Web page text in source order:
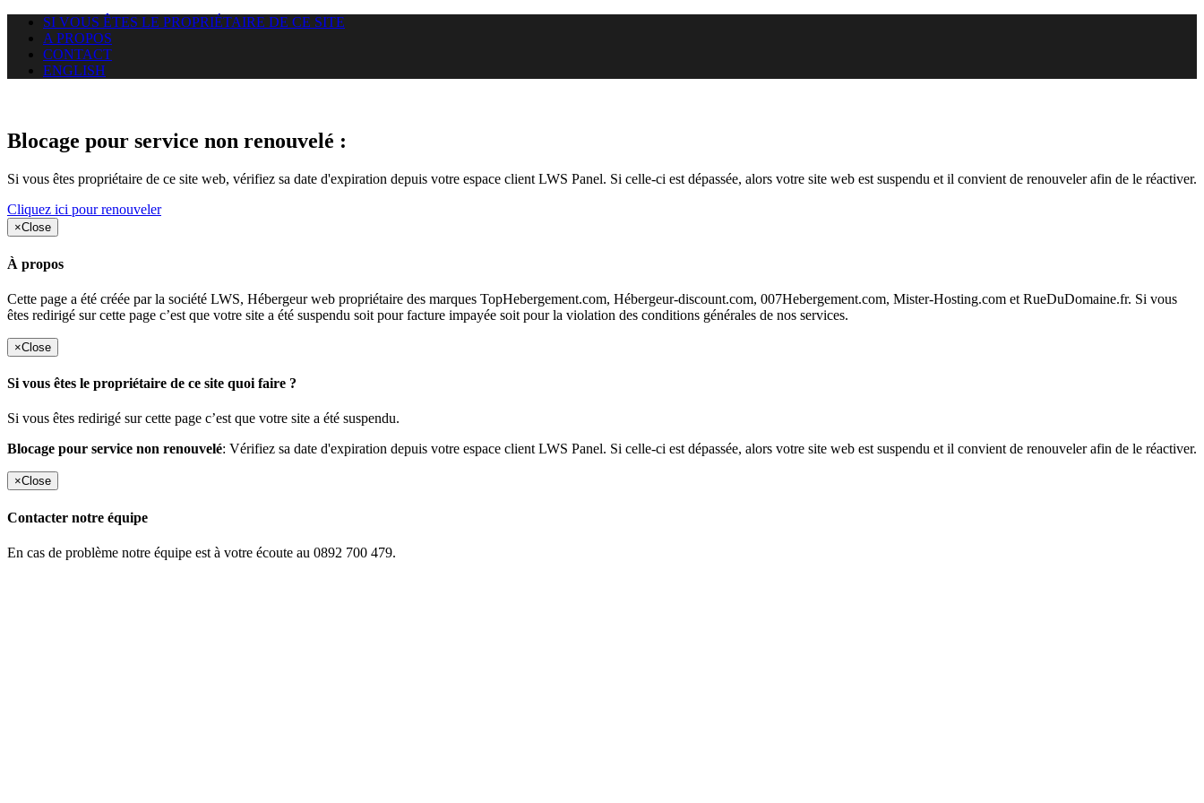
SI VOUS ÊTES LE PROPRIÉTAIRE DE CE SITE
A PROPOS
CONTACT
ENGLISH
Blocage pour service non renouvelé :
Si vous êtes propriétaire de ce site web, vérifiez sa date d'expiration depuis votre espace client LWS Panel. Si celle-ci est dépassée, alors votre site web est suspendu et il convient de renouveler afin de le réactiver.
Cliquez ici pour renouveler
×Close
À propos
Cette page a été créée par la société LWS, Hébergeur web propriétaire des marques TopHebergement.com, Hébergeur-discount.com, 007Hebergement.com, Mister-Hosting.com et RueDuDomaine.fr. Si vous
êtes redirigé sur cette page c’est que votre site a été suspendu soit pour facture impayée soit pour la violation des conditions générales de nos services.
×Close
Si vous êtes le propriétaire de ce site quoi faire ?
Si vous êtes redirigé sur cette page c’est que votre site a été suspendu.
Blocage pour service non renouvelé: Vérifiez sa date d'expiration depuis votre espace client LWS Panel. Si celle-ci est dépassée, alors votre site web est suspendu et il convient de renouveler afin de le réactiver.
×Close
Contacter notre équipe
En cas de problème notre équipe est à votre écoute au 0892 700 479.